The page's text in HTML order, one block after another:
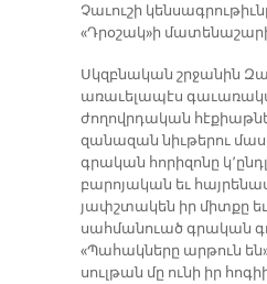
Չաւուշի
«Դրօշակ»ի
Սկզբնական շրջանին
առաւելապէս
ժողովրդական
զանազան նիւթերու
գրական հորիզոնը
բարոյական եւ
յափշտակեն իր միտքը
սահմանուած գրական
«Պահակները արթուն
սուլթան մը ունի իր